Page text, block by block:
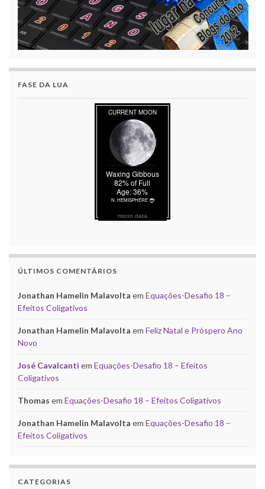
FASE DA LUA
moon data
ÚLTIMOS COMENTÁRIOS
Jonathan Hamelin Malavolta em Equações-Desafio 18 –
Efeitos Coligativos
Jonathan Hamelin Malavolta em Feliz Natal e Próspero Ano
Novo
José Cavalcanti em Equações-Desafio 18 – Efeitos
Coligativos
Thomas em Equações-Desafio 18 – Efeitos Coligativos
Jonathan Hamelin Malavolta em Equações-Desafio 18 –
Efeitos Coligativos
CATEGORIAS